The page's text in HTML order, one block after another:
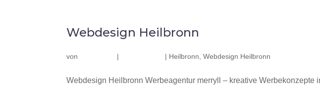
Webdesign Heilbronn
von | | Heilbronn ,Webdesign Heilbronn
Webdesign Heilbronn Werbeagentur merryll – kreative Werbekonzepte